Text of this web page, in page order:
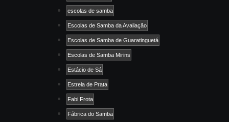
escolas de samba
Escolas de Samba da Avaliação
Escolas de Samba de Guaratinguetá
Escolas de Samba Mirins
Estácio de Sá
Estrela de Prata
Fabi Frota
Fábrica do Samba